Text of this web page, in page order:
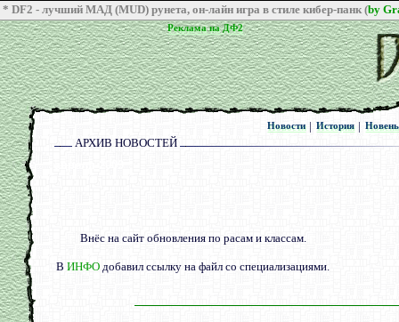
* DF2 - лучший МАД (MUD) рунета, он-лайн игра в стиле кибер-панк (by
Реклама на ДФ2
Реклама на ДФ2
Новости
Новости| История
История |
АРХИВ НОВОСТЕЙ
Внёс на сайт обновления по расам и классам.
В ИНФО добавил ссылку на файл со специализациями.